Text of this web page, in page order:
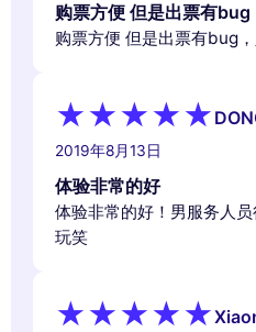
购票方便 但是出票有bug
购票方便 但是出票有bug
2019年8月13日
体验非常的好
体验非常的好！男服务人
玩笑